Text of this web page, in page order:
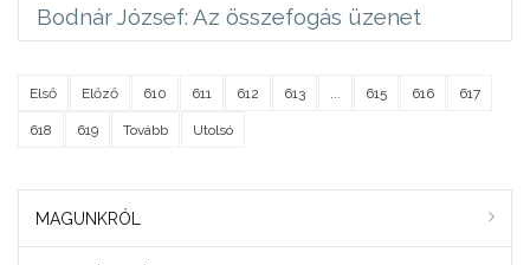
Bodnár József: Az összefogás üzenet
Első Előző 610 611 612 613 615 616 617
618 619 Tovább Utolsó
MAGUNKRÓL